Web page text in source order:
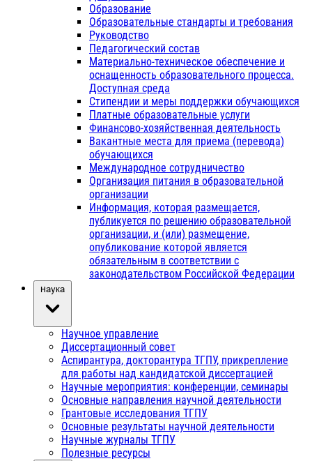
Образование
Образовательные стандарты и требования
Руководство
Педагогический состав
Материально-техническое обеспечение и
оснащенность образовательного процесса.
Доступная среда
Стипендии и меры поддержки обучающихся
Платные образовательные услуги
Финансово-хозяйственная деятельность
Вакантные места для приема (перевода)
обучающихся
Международное сотрудничество
Организация питания в образовательной
организации
Информация, которая размещается,
публикуется по решению образовательной
организации, и (или) размещение,
опубликование которой является
обязательным в соответствии с
законодательством Российской Федерации
Наука
Научное управление
Диссертационный совет
Аспирантура, докторантура ТГПУ, прикрепление
для работы над кандидатской диссертацией
Научные мероприятия: конференции, семинары
Основные направления научной деятельности
Грантовые исследования ТГПУ
Основные результаты научной деятельности
Научные журналы ТГПУ
Полезные ресурсы